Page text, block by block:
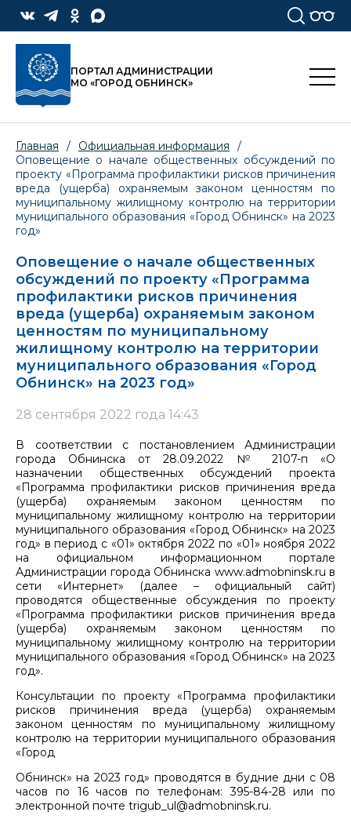
ПОРТАЛ АДМИНИСТРАЦИИ
МО «ГОРОД ОБНИНСК»
Главная / Официальная информация
/
Оповещение о начале общественных обсуждений по
проекту «Программа профилактики рисков причинения
вреда (ущерба) охраняемым законом ценностям по
муниципальному жилищному контролю на территории
муниципального образования «Город Обнинск» на 2023
год»
Оповещение о начале общественных
обсуждений по проекту «Программа
профилактики рисков причинения
вреда (ущерба) охраняемым законом
ценностям по муниципальному
жилищному контролю на территории
муниципального образования «Город
Обнинск» на 2023 год»
28 сентября 2022 года 14:43
В соответствии с постановлением Администрации
города Обнинска от 28.09.2022 № 2107-п «О
назначении общественных обсуждений проекта
«Программа профилактики рисков причинения вреда
(ущерба) охраняемым законом ценностям по
муниципальному жилищному контролю на территории
муниципального образования «Город Обнинск» на 2023
год» в период с «01» октября 2022 по «01» ноября 2022
на официальном информационном портале
Администрации города Обнинска www.admobninsk.ru в
сети «Интернет» (далее – официальный сайт)
проводятся общественные обсуждения по проекту
«Программа профилактики рисков причинения вреда
(ущерба) охраняемым законом ценностям по
муниципальному жилищному контролю на территории
муниципального образования «Город Обнинск» на 2023
год».
Консультации по проекту «Программа профилактики
рисков причинения вреда (ущерба) охраняемым
законом ценностям по муниципальному жилищному
контролю на территории муниципального образования
«Город
Обнинск» на 2023 год» проводятся в будние дни с 08
часов по 16 часов по телефонам: 395-84-28 или по
электронной почте trigub_ul@admobninsk.ru.